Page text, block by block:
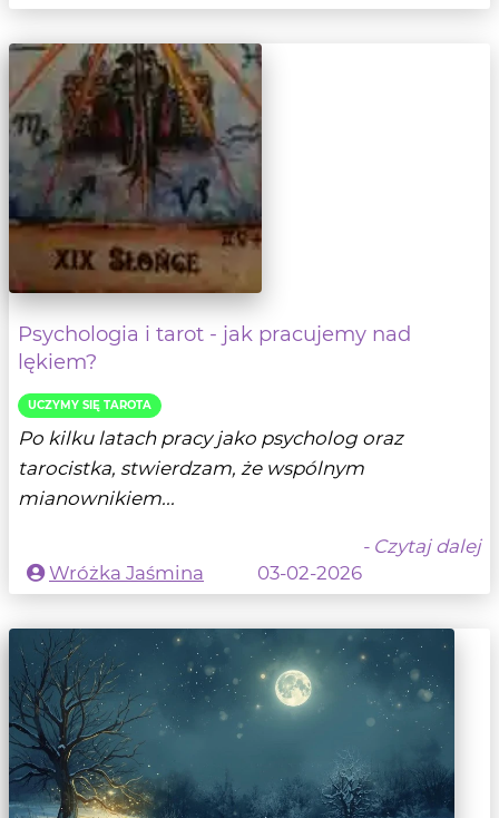
Psychologia i tarot - jak pracujemy nad
lękiem?
UCZYMY SIĘ TAROTA
Po kilku latach pracy jako psycholog oraz
tarocistka, stwierdzam, że wspólnym
mianownikiem...
- Czytaj dalej
Wróżka Jaśmina
03-02-2026